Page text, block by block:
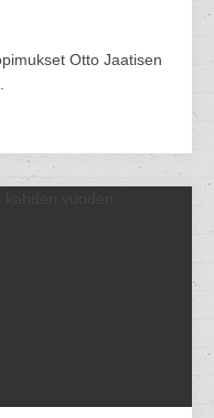
Otto Jaatisen